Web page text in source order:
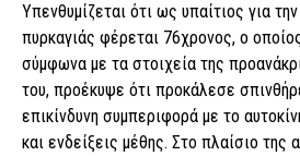
Υπενθυμίζεται ότι ως υπαίτιος για
πυρκαγιάς φέρεται 76χρονος, ο
σύμφωνα με τα στοιχεία της
του, προέκυψε ότι προκάλεσε
επικίνδυνη συμπεριφορά με το
και ενδείξεις μέθης. Στο πλαίσιο της